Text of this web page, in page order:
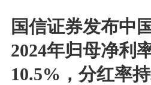
国信证券发布中
2024年归母净利
10.5%，分红率